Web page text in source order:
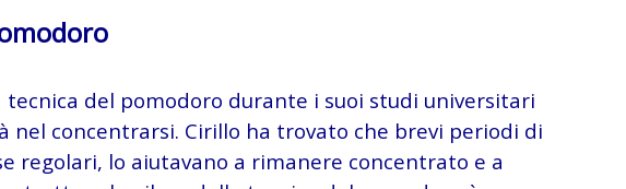
tecnica del pomodoro durante i suoi studi universitari
nel concentrarsi. Cirillo ha trovato che brevi periodi di
regolari, lo aiutavano a rimanere concentrato e a